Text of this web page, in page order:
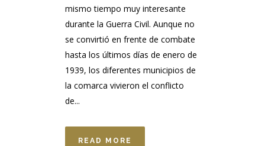
mismo tiempo muy interesante
durante la Guerra Civil. Aunque no
se convirtió en frente de combate
hasta los últimos días de enero de
1939, los diferentes municipios de
la comarca vivieron el conflicto
de...
READ MORE